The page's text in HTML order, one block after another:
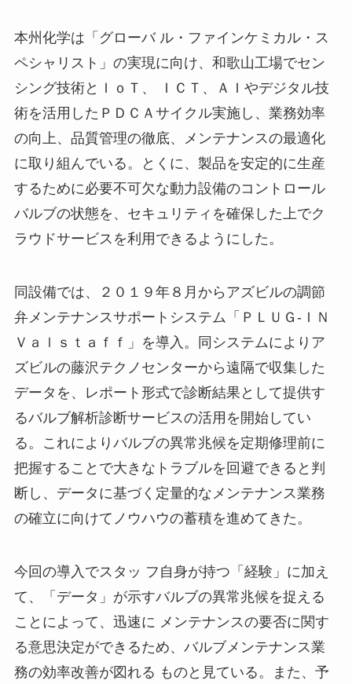
本州化学は「グローバ ル・ファインケミカル・ス
ペシャリスト」の実現に向け、和歌山工場でセン
シング技術とＩｏＴ、 ＩＣＴ、ＡＩやデジタル技
術を活用したＰＤＣＡサイクル実施し、業務効率
の向上、品質管理の徹底、メンテナンスの最適化
に取り組んでいる。とくに、製品を安定的に生産
するために必要不可欠な動力設備のコントロール
バルブの状態を、セキュリティを確保した上でク
ラウドサービスを利用できるようにした。
同設備では、２０１９年８月からアズビルの調節
弁メンテナンスサポートシステム「ＰＬＵＧ-ＩＮ
Ｖａｌｓｔａｆｆ」を導入。同システムによりア
ズビルの藤沢テクノセンターから遠隔で収集した
データを、レポート形式で診断結果として提供す
るバルブ解析診断サービスの活用を開始してい
る。これによりバルブの異常兆候を定期修理前に
把握することで大きなトラブルを回避できると判
断し、データに基づく定量的なメンテナンス業務
の確立に向けてノウハウの蓄積を進めてきた。
今回の導入でスタッ フ自身が持つ「経験」に加え
て、「データ」が示すバルブの異常兆候を捉える
ことによって、迅速に メンテナンスの要否に関す
る意思決定ができるため、バルブメンテナンス業
務の効率改善が図れる ものと見ている。また、予